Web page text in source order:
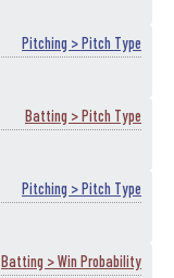
Pitching > Pitch Type
Batting > Pitch Type
Pitching > Pitch Type
Batting > Win Probability